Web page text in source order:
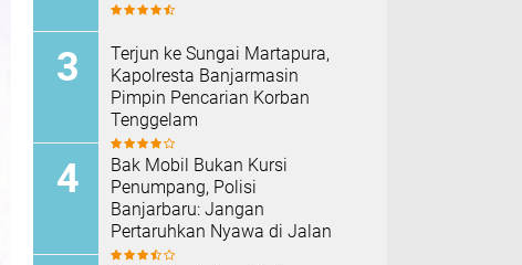
Terjun ke Sungai Martapura,
Kapolresta Banjarmasin
Pimpin Pencarian Korban
Tenggelam
Bak Mobil Bukan Kursi
Penumpang, Polisi
Banjarbaru: Jangan
Pertaruhkan Nyawa di Jalan